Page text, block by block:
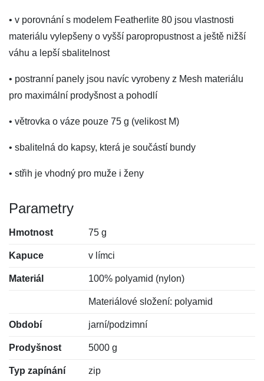
• v porovnání s modelem Featherlite 80 jsou vlastnosti
materiálu vylepšeny o vyšší paropropustnost a ještě nižší
váhu a lepší sbalitelnost
• postranní panely jsou navíc vyrobeny z Mesh materiálu
pro maximální prodyšnost a pohodlí
• větrovka o váze pouze 75 g (velikost M)
• sbalitelná do kapsy, která je součástí bundy
• střih je vhodný pro muže i ženy
Parametry
Hmotnost 75 g
Kapuce v límci
Materiál 100% polyamid (nylon)
Materiálové složení: polyamid
Období jarní/podzimní
Prodyšnost 5000 g
Typ zapínání zip